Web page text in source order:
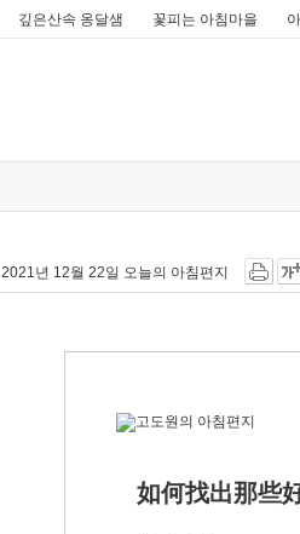
깊은산속 옹달샘 꽃피는 아침마을
2021년 12월 22일 오늘의 아침편지
如何找出那些